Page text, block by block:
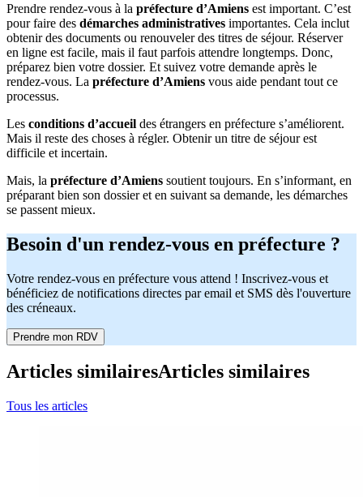
Prendre rendez-vous à la préfecture d’Amiens est important. C’est
pour faire des démarches administratives importantes. Cela inclut
obtenir des documents ou renouveler des titres de séjour. Réserver
en ligne est facile, mais il faut parfois attendre longtemps. Donc,
préparez bien votre dossier. Et suivez votre demande après le
rendez-vous. La préfecture d’Amiens vous aide pendant tout ce
processus.
Les conditions d’accueil des étrangers en préfecture s’améliorent.
Mais il reste des choses à régler. Obtenir un titre de séjour est
difficile et incertain.
Mais, la préfecture d’Amiens soutient toujours. En s’informant, en
préparant bien son dossier et en suivant sa demande, les démarches
se passent mieux.
Besoin d'un rendez-vous en préfecture ?
Votre rendez-vous en préfecture vous attend ! Inscrivez-vous et
bénéficiez de notifications directes par email et SMS dès l'ouverture
des créneaux.
Prendre mon RDV
Articles similairesArticles similaires
Tous les articles